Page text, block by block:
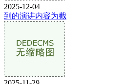
2025-12-04
到的演讲内容为截